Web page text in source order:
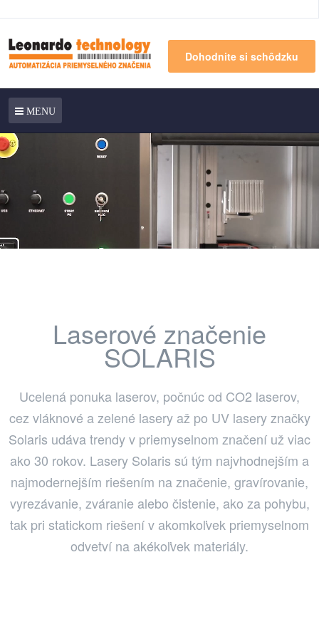
Dohodnite si schôdzku
MENU
Laserové značenie
SOLARIS
Ucelená ponuka laserov, počnúc od CO2 laserov,
cez vláknové a zelené lasery až po UV lasery značky
Solaris udáva trendy v priemyselnom značení už viac
ako 30 rokov. Lasery Solaris sú tým najvhodnejším a
najmodernejším riešením na značenie, gravírovanie,
vyrezávanie, zváranie alebo čistenie, ako za pohybu,
tak pri statickom riešení v akomkoľvek priemyselnom
odvetví na akékoľvek materiály.